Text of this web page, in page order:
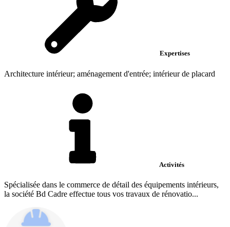
Expertises
Architecture intérieur; aménagement d'entrée; intérieur de placard
Activités
Spécialisée dans le commerce de détail des équipements intérieurs,
la société Bd Cadre effectue tous vos travaux de rénovatio...